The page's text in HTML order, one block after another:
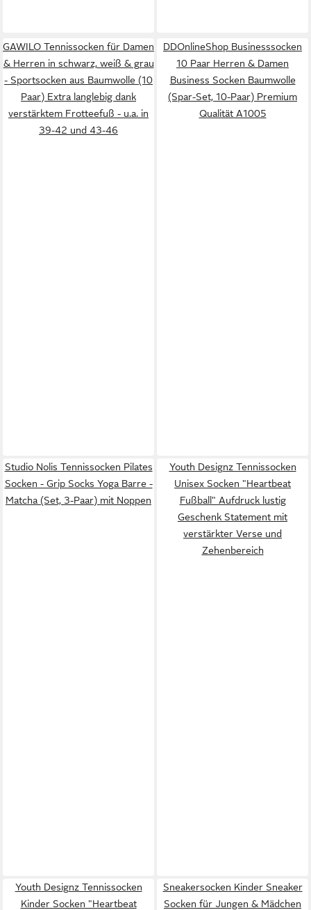
GAWILO Tennissocken für Damen
& Herren in schwarz, weiß & grau
- Sportsocken aus Baumwolle (10
Paar) Extra langlebig dank
verstärktem Frotteefuß - u.a. in
39-42 und 43-46
DDOnlineShop Businesssocken
10 Paar Herren & Damen
Business Socken Baumwolle
(Spar-Set, 10-Paar) Premium
Qualität A1005
Studio Nolis Tennissocken Pilates
Socken - Grip Socks Yoga Barre -
Matcha (Set, 3-Paar) mit Noppen
Youth Designz Tennissocken
Unisex Socken "Heartbeat
Fußball" Aufdruck lustig
Geschenk Statement mit
verstärkter Verse und
Zehenbereich
Youth Designz Tennissocken
Kinder Socken "Heartbeat
Sneakersocken Kinder Sneaker
Socken für Jungen & Mädchen